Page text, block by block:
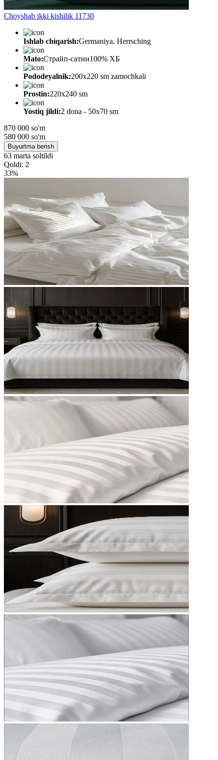
Choyshab ikki kishilik 11730
Ishlab chiqarish:Germaniya, Herrsching
Mato:Страйп-сатин100% ХБ
Pododeyalnik:200х220 sm zamochkali
Prostin:220х240 sm
Yostiq jildi:2 dona - 50x70 sm
870 000 so'm
580 000 so'm
Buyurtma berish
63 marta soltildi
Qoldi: 2
33%